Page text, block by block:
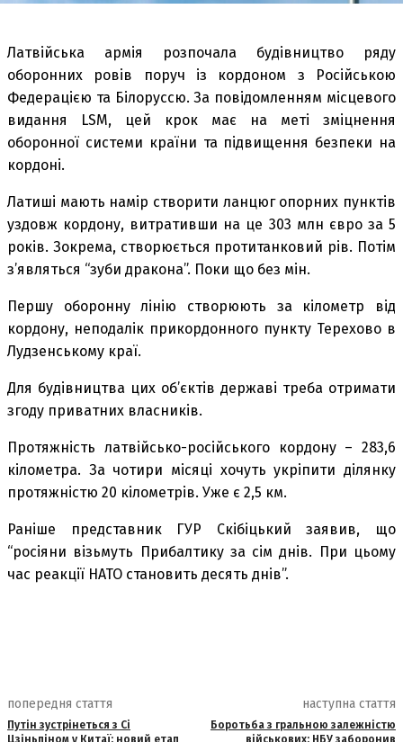
Латвійська армія розпочала будівництво ряду
оборонних ровів поруч із кордоном з Російською
Федерацією та Білоруссю. За повідомленням місцевого
видання LSM, цей крок має на меті зміцнення
оборонної системи країни та підвищення безпеки на
кордоні.
Латиші мають намір створити ланцюг опорних пунктів
уздовж кордону, витративши на це 303 млн євро за 5
років. Зокрема, створюється протитанковий рів. Потім
з’являться “зуби дракона”. Поки що без мін.
Першу оборонну лінію створюють за кілометр від
кордону, неподалік прикордонного пункту Терехово в
Лудзенському краї.
Для будівництва цих об’єктів державі треба отримати
згоду приватних власників.
Протяжність латвійсько-російського кордону – 283,6
кілометра. За чотири місяці хочуть укріпити ділянку
протяжністю 20 кілометрів. Уже є 2,5 км.
Раніше представник ГУР Скібіцький заявив, що
“росіяни візьмуть Прибалтику за сім днів. При цьому
час реакції НАТО становить десять днів”.
попередня стаття
Путін зустрінеться з Сі
Цзіньпіном у Китаї: новий етап
наступна стаття
Боротьба з гральною залежністю
військових: НБУ заборонив